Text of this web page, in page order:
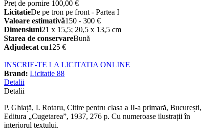
Preţ de pornire 100,00 €
LicitatieDe pe tron pe front - Partea I
Valoare estimativă150 - 300 €
Dimensiuni21 x 15,5; 20,5 x 13,5 cm
Starea de conservareBună
Adjudecat cu125 €
INSCRIE-TE LA LICITATIA ONLINE
Brand: Licitatie 88
Detalii
Detalii
P. Ghiață, I. Rotaru, Citire pentru clasa a II-a primară, București,
Editura „Cugetarea”, 1937, 276 p. Cu numeroase ilustrații în
interiorul textului.